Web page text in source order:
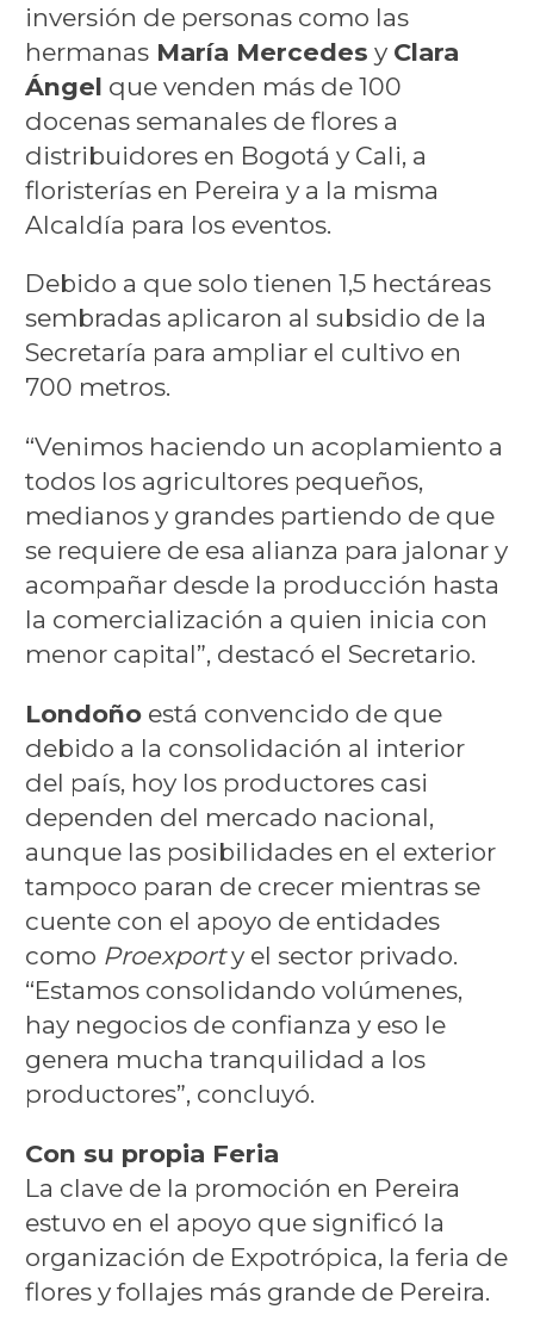
inversión de personas como las
hermanasMaría Mercedes y Clara
Ángel que venden más de 100
docenas semanales de flores a
distribuidores en Bogotá y Cali, a
floristerías en Pereira y a la misma
Alcaldía para los eventos.
Debido a que solo tienen 1,5 hectáreas
sembradas aplicaron al subsidio de la
Secretaría para ampliar el cultivo en
700 metros.
“Venimos haciendo un acoplamiento a
todos los agricultores pequeños,
medianos y grandes partiendo de que
se requiere de esa alianza para jalonar y
acompañar desde la producción hasta
la comercialización a quien inicia con
menor capital”, destacó el Secretario.
Londoñoestá convencido de que
debido a la consolidación al interior
del país, hoy los productores casi
dependen del mercado nacional,
aunque las posibilidades en el exterior
tampoco paran de crecer mientras se
cuente con el apoyo de entidades
como Proexporty el sector privado.
“Estamos consolidando volúmenes,
hay negocios de confianza y eso le
genera mucha tranquilidad a los
productores”, concluyó.
Con su propia Feria
La clave de la promoción en Pereira
estuvo en el apoyo que significó la
organización de Expotrópica, la feria de
flores y follajes más grande de Pereira.